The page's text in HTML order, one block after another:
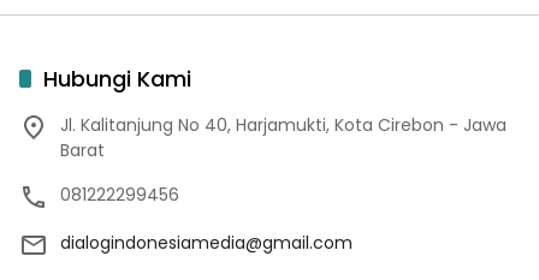
Hubungi Kami
Jl. Kalitanjung No 40, Harjamukti, Kota Cirebon - Jawa
Barat
081222299456
dialogindonesiamedia@gmail.com